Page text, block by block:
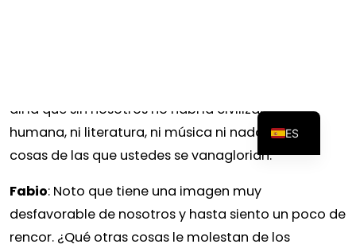
diría que sin nosotros no habría civilización
humana, ni literatura, ni música ni nada de esas
cosas de las que ustedes se vanaglorian.
Fabio: Noto que tiene una imagen muy
desfavorable de nosotros y hasta siento un poco de
rencor. ¿Qué otras cosas le molestan de los